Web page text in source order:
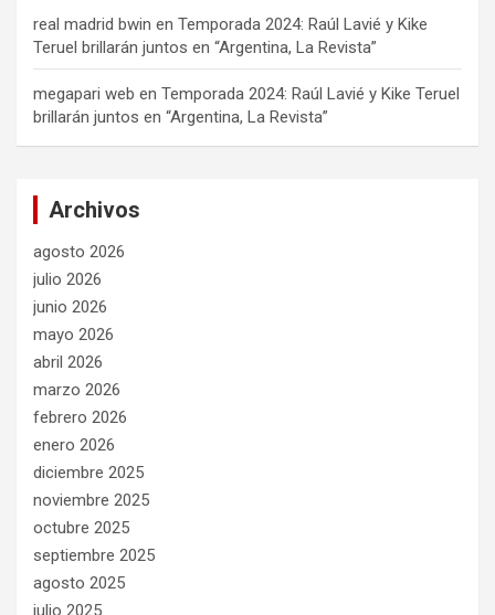
real madrid bwin en Temporada 2024: Raúl Lavié y Kike
Teruel brillarán juntos en “Argentina, La Revista”
megapari web en Temporada 2024: Raúl Lavié y Kike Teruel
brillarán juntos en “Argentina, La Revista”
Archivos
agosto 2026
julio 2026
junio 2026
mayo 2026
abril 2026
marzo 2026
febrero 2026
enero 2026
diciembre 2025
noviembre 2025
octubre 2025
septiembre 2025
agosto 2025
julio 2025